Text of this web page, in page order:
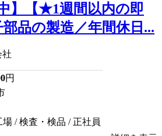
中】【★1週間以内の即
品の製造／年間休日...
社
円
/ 検査・検品 / 正社員